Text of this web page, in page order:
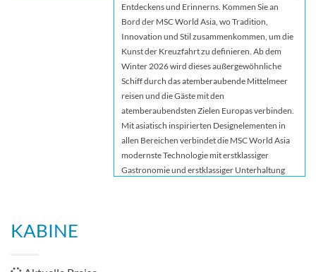
Entdeckens und Erinnerns. Kommen Sie an
Bord der MSC World Asia, wo Tradition,
Innovation und Stil zusammenkommen, um die
Kunst der Kreuzfahrt zu definieren. Ab dem
Winter 2026 wird dieses außergewöhnliche
Schiff durch das atemberaubende Mittelmeer
reisen und die Gäste mit den
atemberaubendsten Zielen Europas verbinden.
Mit asiatisch inspirierten Designelementen in
allen Bereichen verbindet die MSC World Asia
modernste Technologie mit erstklassiger
Gastronomie und erstklassiger Unterhaltung
KABINE